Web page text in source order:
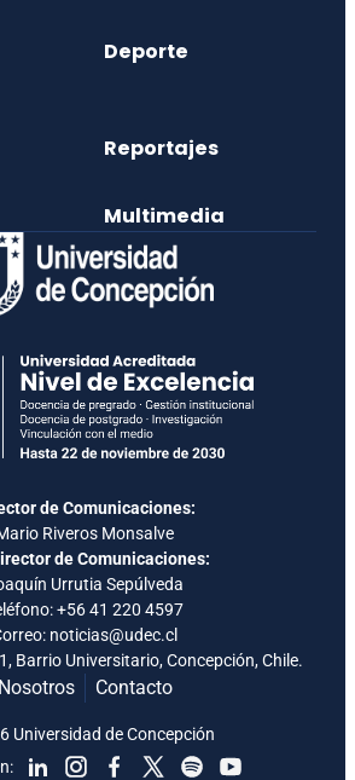
Deporte
Reportajes
Multimedia
de Comunicaciones:
Riveros Monsalve
de Comunicaciones:
Urrutia Sepúlveda
+56 41 220 4597
noticias@udec.cl
Barrio Universitario, Concepción, Chile.
Nosotros Contacto
Universidad de Concepción